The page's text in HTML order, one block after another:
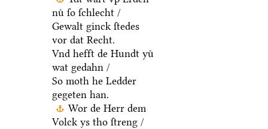
nuͤ ſo ſchlecht /
Gewalt ginck ſtedes
vor dat Recht.
Vnd hefft de Hundt yuͤ
wat gedahn /
So moth he Ledder
gegeten han.
Wor de Herr dem
Volck ys tho ſtreng /